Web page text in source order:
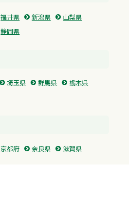
福井県 新潟県
山梨県
静岡県
埼玉県 群馬県
栃木県
京都府 奈良県
滋賀県